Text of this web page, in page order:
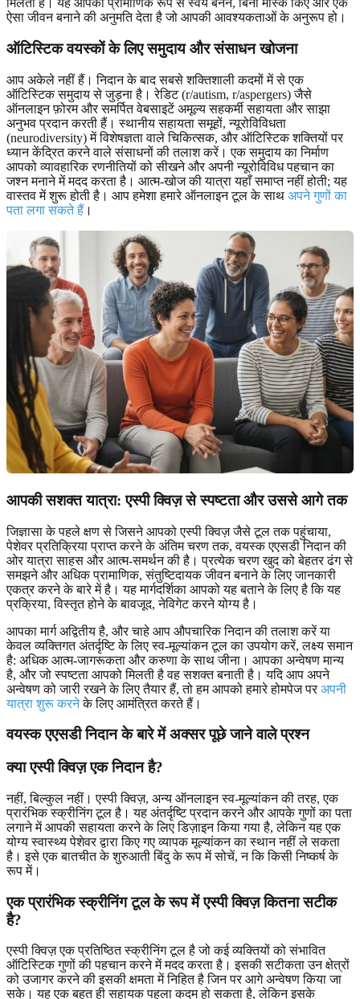
मिलता है। यह आपको प्रामाणिक रूप से स्वयं बनने, बिना मास्क किए और एक
ऐसा जीवन बनाने की अनुमति देता है जो आपकी आवश्यकताओं के अनुरूप हो।
ऑटिस्टिक वयस्कों के लिए समुदाय और संसाधन खोजना
आप अकेले नहीं हैं। निदान के बाद सबसे शक्तिशाली कदमों में से एक
ऑटिस्टिक समुदाय से जुड़ना है। रेडिट (r/autism, r/aspergers) जैसे
ऑनलाइन फ़ोरम और समर्पित वेबसाइटें अमूल्य सहकर्मी सहायता और साझा
अनुभव प्रदान करती हैं। स्थानीय सहायता समूहों, न्यूरोविविधता
(neurodiversity) में विशेषज्ञता वाले चिकित्सक, और ऑटिस्टिक शक्तियों पर
ध्यान केंद्रित करने वाले संसाधनों की तलाश करें। एक समुदाय का निर्माण
आपको व्यावहारिक रणनीतियों को सीखने और अपनी न्यूरोविविध पहचान का
जश्न मनाने में मदद करता है। आत्म-खोज की यात्रा यहाँ समाप्त नहीं होती; यह
वास्तव में शुरू होती है। आप हमेशा हमारे ऑनलाइन टूल के साथ अपने गुणों का
पता लगा सकते हैं ।
आपकी सशक्त यात्रा: एस्पी क्विज़ से स्पष्टता और उससे आगे तक
जिज्ञासा के पहले क्षण से जिसने आपको एस्पी क्विज़ जैसे टूल तक पहुंचाया,
पेशेवर प्रतिक्रिया प्राप्त करने के अंतिम चरण तक, वयस्क एएसडी निदान की
ओर यात्रा साहस और आत्म-समर्थन की है। प्रत्येक चरण खुद को बेहतर ढंग से
समझने और अधिक प्रामाणिक, संतुष्टिदायक जीवन बनाने के लिए जानकारी
एकत्र करने के बारे में है। यह मार्गदर्शिका आपको यह बताने के लिए है कि यह
प्रक्रिया, विस्तृत होने के बावजूद, नेविगेट करने योग्य है।
आपका मार्ग अद्वितीय है, और चाहे आप औपचारिक निदान की तलाश करें या
केवल व्यक्तिगत अंतर्दृष्टि के लिए स्व-मूल्यांकन टूल का उपयोग करें, लक्ष्य समान
है: अधिक आत्म-जागरूकता और करुणा के साथ जीना। आपका अन्वेषण मान्य
है, और जो स्पष्टता आपको मिलती है वह सशक्त बनाती है। यदि आप अपने
अन्वेषण को जारी रखने के लिए तैयार हैं, तो हम आपको हमारे होमपेज परअपनी
यात्रा शुरू करनेके लिए आमंत्रित करते हैं।
वयस्क एएसडी निदान के बारे में अक्सर पूछे जाने वाले प्रश्न
क्या एस्पी क्विज़ एक निदान है?
नहीं, बिल्कुल नहीं। एस्पी क्विज़, अन्य ऑनलाइन स्व-मूल्यांकन की तरह, एक
प्रारंभिक स्क्रीनिंग टूल है। यह अंतर्दृष्टि प्रदान करने और आपके गुणों का पता
लगाने में आपकी सहायता करने के लिए डिज़ाइन किया गया है, लेकिन यह एक
योग्य स्वास्थ्य पेशेवर द्वारा किए गए व्यापक मूल्यांकन का स्थान नहीं ले सकता
है। इसे एक बातचीत के शुरुआती बिंदु के रूप में सोचें, न कि किसी निष्कर्ष के
रूप में।
एक प्रारंभिक स्क्रीनिंग टूल के रूप में एस्पी क्विज़ कितना सटीक
है?
एस्पी क्विज़ एक प्रतिष्ठित स्क्रीनिंग टूल है जो कई व्यक्तियों को संभावित
ऑटिस्टिक गुणों की पहचान करने में मदद करता है। इसकी सटीकता उन क्षेत्रों
को उजागर करने की इसकी क्षमता में निहित है जिन पर आगे अन्वेषण किया जा
सके। यह एक बहुत ही सहायक पहला कदम हो सकता है, लेकिन इसके